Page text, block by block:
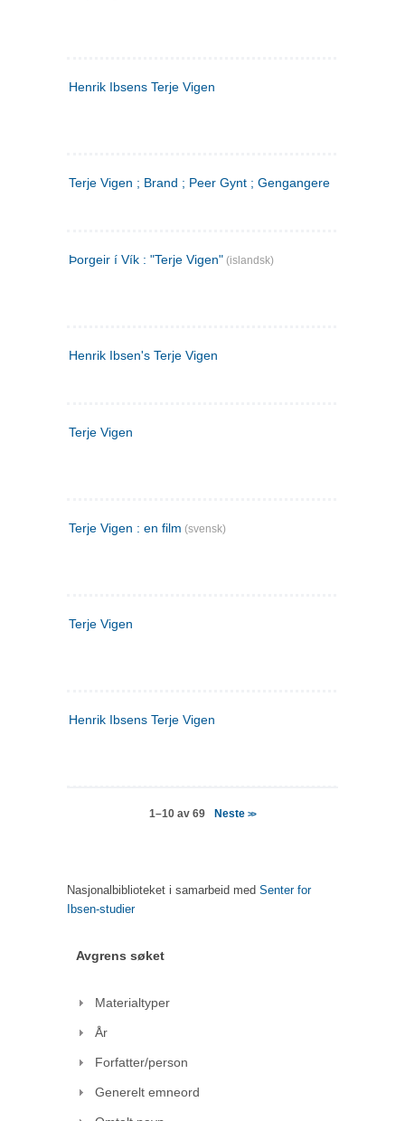
Henrik Ibsens Terje Vigen
Terje Vigen ; Brand ; Peer Gynt ; Gengangere
Þorgeir í Vík : "Terje Vigen" (islandsk)
Henrik Ibsen's Terje Vigen
Terje Vigen
Terje Vigen : en film (svensk)
Terje Vigen
Henrik Ibsens Terje Vigen
1–10 av 69 Neste>>
Nasjonalbiblioteket i samarbeid med Senter for
Ibsen-studier
Avgrens søket
Materialtyper
År
Forfatter/person
Generelt emneord